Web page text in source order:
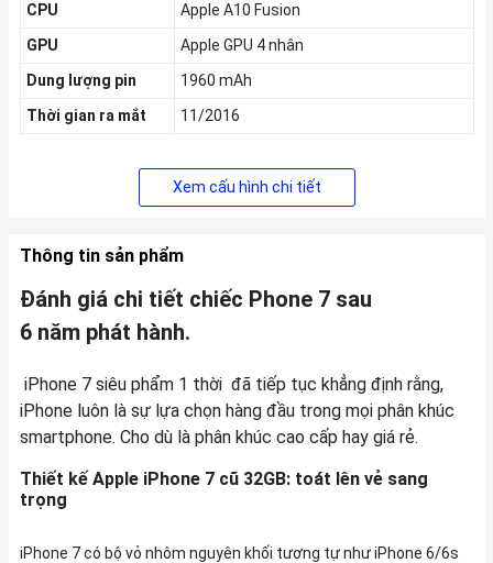
CPU
Apple A10 Fusion
GPU
Apple GPU 4 nhân
Dung lượng pin
1960 mAh
Thời gian ra mắt
11/2016
Xem cấu hình chi tiết
Thông tin sản phẩm
Đánh giá chi tiết chiếc Phone 7 sau
6 năm phát hành.
iPhone 7 siêu phẩm 1 thời đã tiếp tục khẳng định rằng,
iPhone luôn là sự lựa chọn hàng đầu trong mọi phân khúc
smartphone. Cho dù là phân khúc cao cấp hay giá rẻ.
Thiết kế Apple iPhone 7 cũ 32GB: toát lên vẻ sang
trọng
iPhone 7 có bộ vỏ nhôm nguyên khối tương tự như iPhone 6/6s